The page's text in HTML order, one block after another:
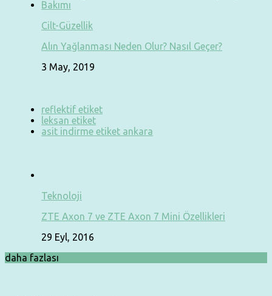
Cilt-Güzellik
Alın Yağlanması Neden Olur? Nasıl Geçer?
3 May, 2019
reflektif etiket
leksan etiket
asit indirme etiket ankara
Teknoloji
ZTE Axon 7 ve ZTE Axon 7 Mini Özellikleri
29 Eyl, 2016
daha fazlası